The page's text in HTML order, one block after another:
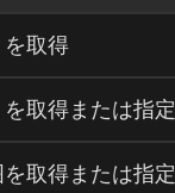
取得
取得または指定
取得または指定